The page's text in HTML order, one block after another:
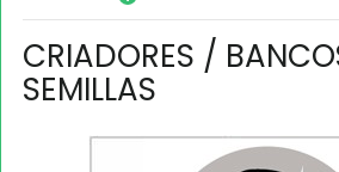
CRIADORES /
SEMILLAS